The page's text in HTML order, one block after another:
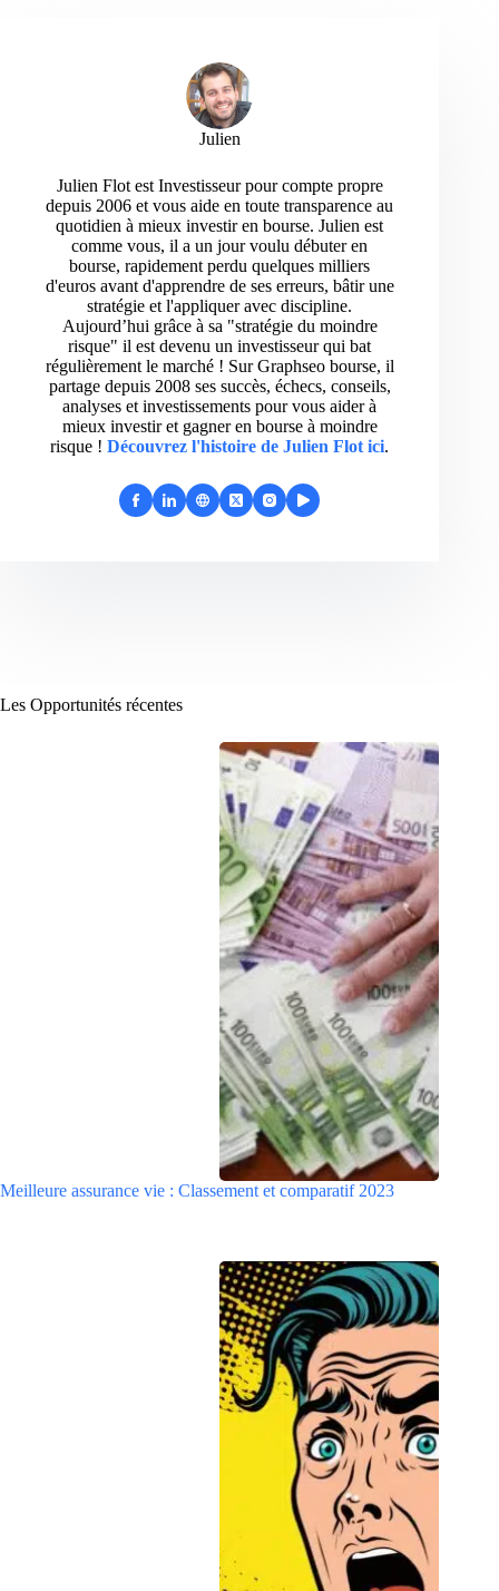
Julien
Julien Flot est Investisseur pour compte propre
depuis 2006 et vous aide en toute transparence au
quotidien à mieux investir en bourse. Julien est
comme vous, il a un jour voulu débuter en
bourse, rapidement perdu quelques milliers
d'euros avant d'apprendre de ses erreurs, bâtir une
stratégie et l'appliquer avec discipline.
Aujourd’hui grâce à sa "stratégie du moindre
risque" il est devenu un investisseur qui bat
régulièrement le marché ! Sur Graphseo bourse, il
partage depuis 2008 ses succès, échecs, conseils,
analyses et investissements pour vous aider à
mieux investir et gagner en bourse à moindre
risque ! Découvrez l'histoire de Julien Flot ici.
Les Opportunités récentes
Meilleure assurance vie : Classement et comparatif 2023